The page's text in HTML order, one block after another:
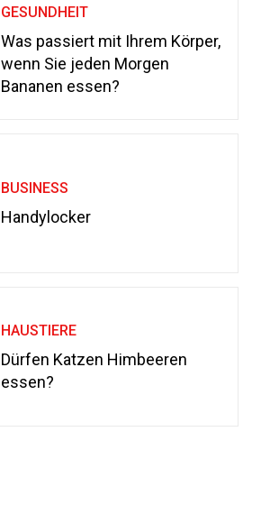
GESUNDHEIT
Was passiert mit Ihrem Körper,
wenn Sie jeden Morgen
Bananen essen?
BUSINESS
Handylocker
HAUSTIERE
Dürfen Katzen Himbeeren
essen?